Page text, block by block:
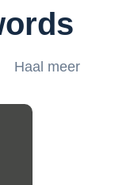
Haal meer